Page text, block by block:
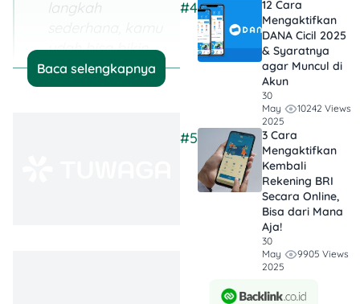
langkah
udah bisa bikin
template keren
yang bisa dipakai
Baca selengkapnya
#4
12 Cara
Mengaktifkan
DANA Cicil 2025
& Syaratnya
agar Muncul di
Akun
30
May
2025
10242 Views
#5
3 Cara
Mengaktifkan
Kembali
Rekening BRI
Secara Online,
Bisa dari Mana
Aja!
30
May
2025
9905 Views